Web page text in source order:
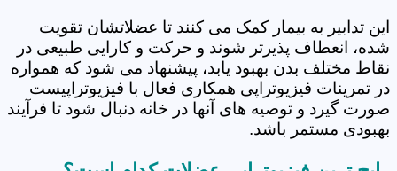
این تدابیر به بیمار کمک می کنند تا عضلاتشان تقویت
شده، انعطاف پذیرتر شوند و حرکت و کارایی طبیعی در
نقاط مختلف بدن بهبود یابد، پیشنهاد می شود که همواره
در تمرینات فیزیوتراپی همکاری فعال با فیزیوتراپیست
صورت گیرد و توصیه های آنها در خانه دنبال شود تا فرآیند
بهبودی مستمر باشد.